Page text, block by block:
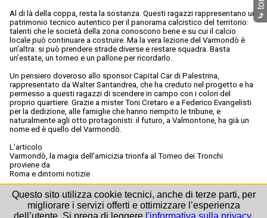
Al di là della coppa, resta la sostanza. Questi ragazzi rappresentano un
patrimonio tecnico autentico per il panorama calcistico del territorio:
talenti che le società della zona conoscono bene e su cui il calcio
locale può continuare a costruire. Ma la vera lezione del Varmondò è
un’altra: si può prendere strade diverse e restare squadra. Basta
un’estate, un torneo e un pallone per ricordarlo.
Un pensiero doveroso allo sponsor Capital Car di Palestrina,
rappresentato da Walter Santandrea, che ha creduto nel progetto e ha
permesso a questi ragazzi di scendere in campo con i colori del
proprio quartiere. Grazie a mister Toni Cretaro e a Federico Evangelisti
per la dedizione, alle famiglie che hanno riempito le tribune, e
naturalmente agli otto protagonisti: il futuro, a Valmontone, ha già un
nome ed è quello del Varmondò.
L'articolo
Varmondò, la magia dell’amicizia trionfa al Torneo dei Tronchi
proviene da
Roma e dintorni notizie
.
⤷
Questo sito utilizza cookie tecnici, anche di terze parti, per
migliorare i servizi offerti e ottimizzare l’esperienza
dell’utente. Si prega di leggere l'informativa sulla privacy.